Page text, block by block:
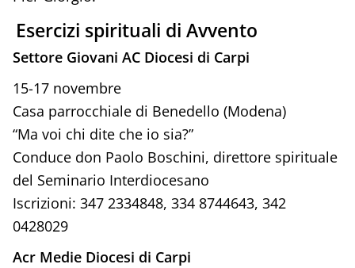
Esercizi spirituali di Avvento
Settore Giovani AC Diocesi di Carpi
15-17 novembre
Casa parrocchiale di Benedello (Modena)
“Ma voi chi dite che io sia?”
Conduce don Paolo Boschini, direttore spirituale
del Seminario Interdiocesano
Iscrizioni: 347 2334848, 334 8744643, 342
0428029
Acr Medie Diocesi di Carpi